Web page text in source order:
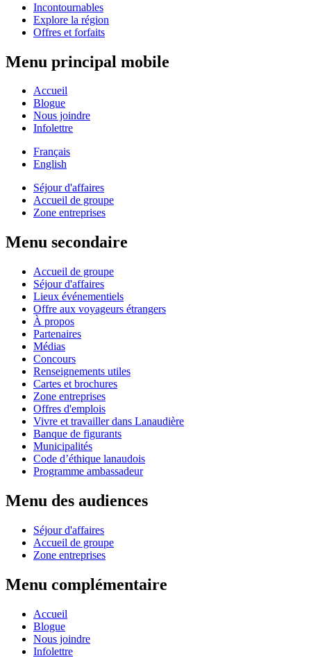
Incontournables
Explore la région
Offres et forfaits
Menu principal mobile
Accueil
Blogue
Nous joindre
Infolettre
Français
English
Séjour d'affaires
Accueil de groupe
Zone entreprises
Menu secondaire
Accueil de groupe
Séjour d'affaires
Lieux événementiels
Offre aux voyageurs étrangers
À propos
Partenaires
Médias
Concours
Renseignements utiles
Cartes et brochures
Zone entreprises
Offres d'emplois
Vivre et travailler dans Lanaudière
Banque de figurants
Municipalités
Code d’éthique lanaudois
Programme ambassadeur
Menu des audiences
Séjour d'affaires
Accueil de groupe
Zone entreprises
Menu complémentaire
Accueil
Blogue
Nous joindre
Infolettre